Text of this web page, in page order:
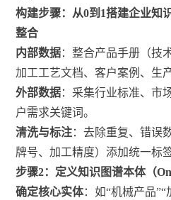
构建步骤：从0到1搭建企业知
整合
内部数据：整合产品手册（技
加工工艺文档、客户案例、生
外部数据：采集行业标准、市
户需求关键词。
清洗与标注：去除重复、错误
牌号、加工精度）添加统一标签
步骤2：定义知识图谱本体（
确定核心实体：如“机械产品”“